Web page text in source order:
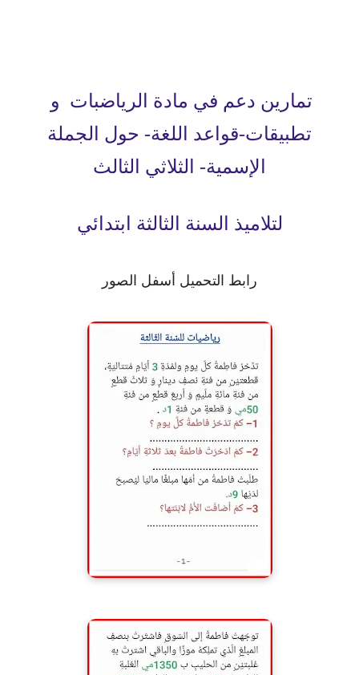
تمارين دعم في مادة الرياضبات و
تطبيقات-قواعد اللغة- حول الجملة
الإسمية- الثلاثي الثالث
لتلاميذ السنة الثالثة ابتدائي
رابط التحميل أسفل الصور